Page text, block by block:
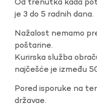
Od trenutka kada
je 3 do 5 radnih dana.
Nažalost nemamo
poštarine.
Kurirska služba
najčešće je između
Pored isporuke na
državae.